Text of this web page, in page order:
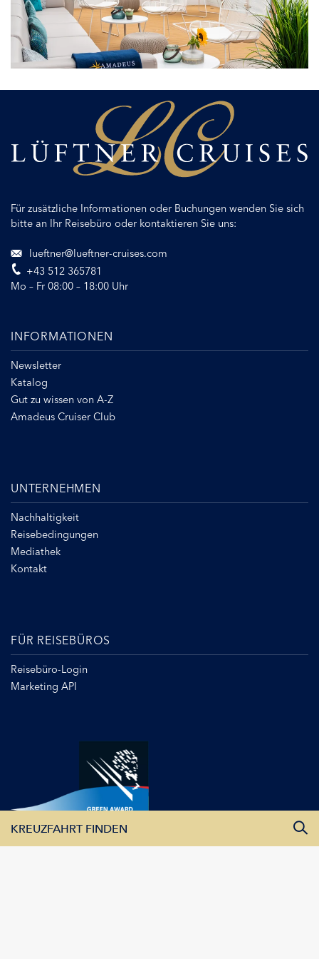
Entdeckerfreude
Für zusätzliche Informationen oder Buchungen wenden Sie sich
bitte an Ihr Reisebüro oder kontaktieren Sie uns:
lueftner@lueftner-cruises.com
+43 512 365781
Mo – Fr 08:00 – 18:00 Uhr
INFORMATIONEN
Newsletter
Katalog
Gut zu wissen von A-Z
Amadeus Cruiser Club
UNTERNEHMEN
Nachhaltigkeit
Reisebedingungen
Mediathek
Kontakt
FÜR REISEBÜROS
Reisebüro-Login
Marketing API
KREUZFAHRT FINDEN